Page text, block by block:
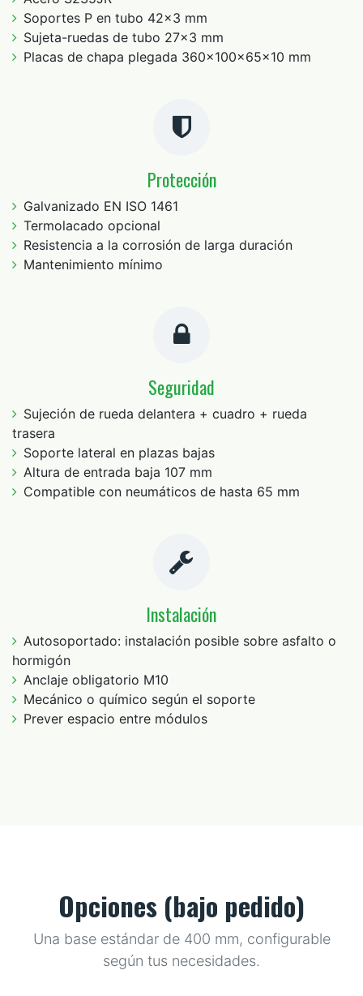
Soportes P en tubo 42x3 mm
Sujeta-ruedas de tubo 27x3 mm
Placas de chapa plegada 360x100x65x10 mm
Protección
Galvanizado EN ISO 1461
Termolacado opcional
Resistencia a la corrosión de larga duración
Mantenimiento mínimo
Seguridad
Sujeción de rueda delantera + cuadro + rueda
trasera
Soporte lateral en plazas bajas
Altura de entrada baja 107 mm
Compatible con neumáticos de hasta 65 mm
Instalación
Autosoportado: instalación posible sobre asfalto o
hormigón
Anclaje obligatorio M10
Mecánico o químico según el soporte
Prever espacio entre módulos
Opciones (bajo pedido)
Una base estándar de 400 mm, configurable
según tus necesidades.